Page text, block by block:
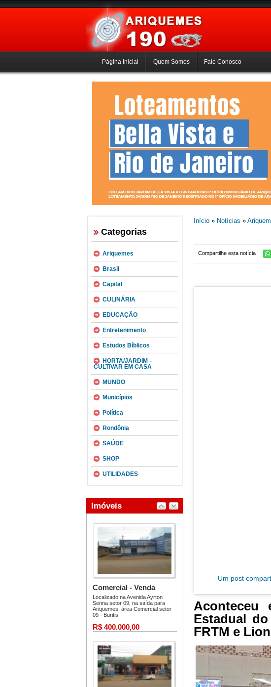
Página Inicial Quem Somos Fale Conosco
Categorias
Ariquemes
Brasil
Capital
CULINÁRIA
EDUCAÇÃO
Entretenimento
Estudos Bíblicos
HORTA/JARDIM –
CULTIVAR EM CASA
MUNDO
Municípios
Política
Rondônia
SAÚDE
SHOP
UTILIDADES
Início» Notícias »
Compartilhe esta notícia
Um post
Aconteceu
Estadual
FRTM e